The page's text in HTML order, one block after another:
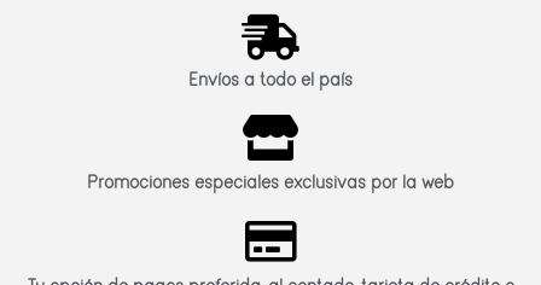
Envíos a todo el país
Promociones especiales exclusivas por la web